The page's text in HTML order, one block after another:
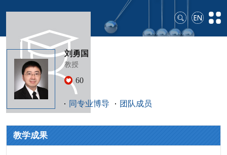
刘勇国
教授
60
同专业博导 团队成员
教学成果